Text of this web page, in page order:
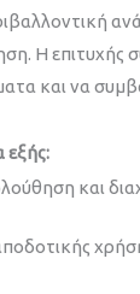
Η επιτυχής
και να
εξής:
και